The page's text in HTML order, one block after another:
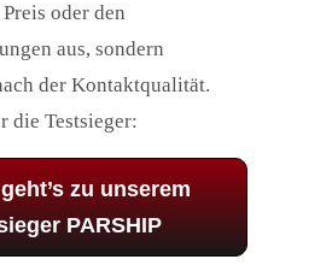
oder den
aus, sondern
der Kontaktqualität.
die Testsieger:
zu unserem
PARSHIP